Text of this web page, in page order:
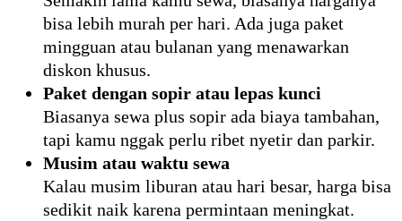
bisa lebih murah per hari. Ada juga paket
mingguan atau bulanan yang menawarkan
diskon khusus.
Paket dengan sopir atau lepas kunci
Biasanya sewa plus sopir ada biaya tambahan,
tapi kamu nggak perlu ribet nyetir dan parkir.
Musim atau waktu sewa
Kalau musim liburan atau hari besar, harga bisa
sedikit naik karena permintaan meningkat.